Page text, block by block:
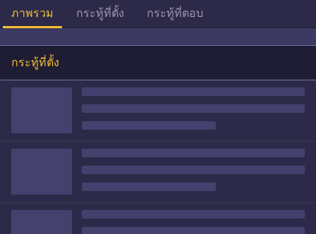
ภาพรวม กระทู้ที่ตั้ง กระทู้ที่ตอบ
กระทู้ที่ตั้ง